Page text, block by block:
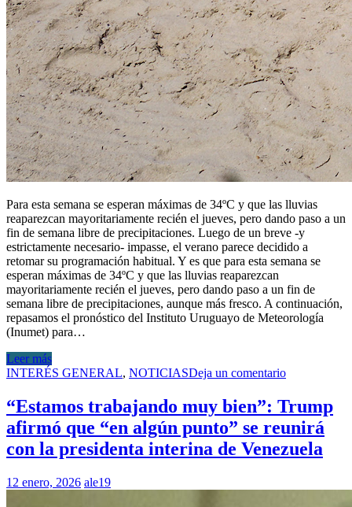
Para esta semana se esperan máximas de 34ºC y que las lluvias
reaparezcan mayoritariamente recién el jueves, pero dando paso a un
fin de semana libre de precipitaciones. Luego de un breve -y
estrictamente necesario- impasse, el verano parece decidido a
retomar su programación habitual. Y es que para esta semana se
esperan máximas de 34ºC y que las lluvias reaparezcan
mayoritariamente recién el jueves, pero dando paso a un fin de
semana libre de precipitaciones, aunque más fresco. A continuación,
repasamos el pronóstico del Instituto Uruguayo de Meteorología
(Inumet) para…
Leer más
INTERÉS GENERAL, NOTICIASDeja un comentario
“Estamos trabajando muy bien”: Trump
afirmó que “en algún punto” se reunirá
con la presidenta interina de Venezuela
12 enero, 2026 ale19